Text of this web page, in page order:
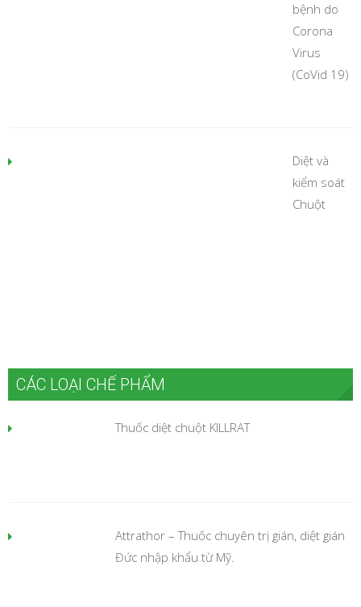
bệnh do
Corona
Virus
(CoVid 19)
Diệt và
kiểm soát
Chuột
CÁC LOẠI CHẾ PHẨM
Thuốc diệt chuột KILLRAT
Attrathor – Thuốc chuyên trị gián, diệt gián
Đức nhập khẩu từ Mỹ.